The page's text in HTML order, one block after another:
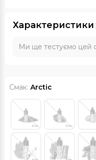
Характеристики
Ми ще тестуємо цей
Смак: Arctic